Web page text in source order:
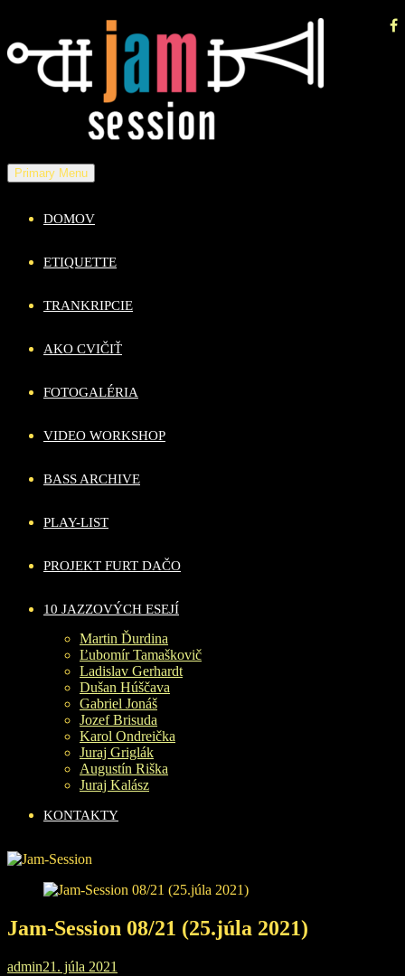
to
content
Primary Menu
DOMOV
ETIQUETTE
TRANKRIPCIE
AKO CVIČIŤ
FOTOGALÉRIA
VIDEO WORKSHOP
BASS ARCHIVE
PLAY-LIST
PROJEKT FURT DAČO
10 JAZZOVÝCH ESEJÍ
Martin Ďurdina
Ľubomír Tamaškovič
Ladislav Gerhardt
Dušan Húščava
Gabriel Jonáš
Jozef Brisuda
Karol Ondreička
Juraj Griglák
Augustín Riška
Juraj Kalász
KONTAKTY
Jam-Session 08/21 (25.júla 2021)
admin21. júla 2021